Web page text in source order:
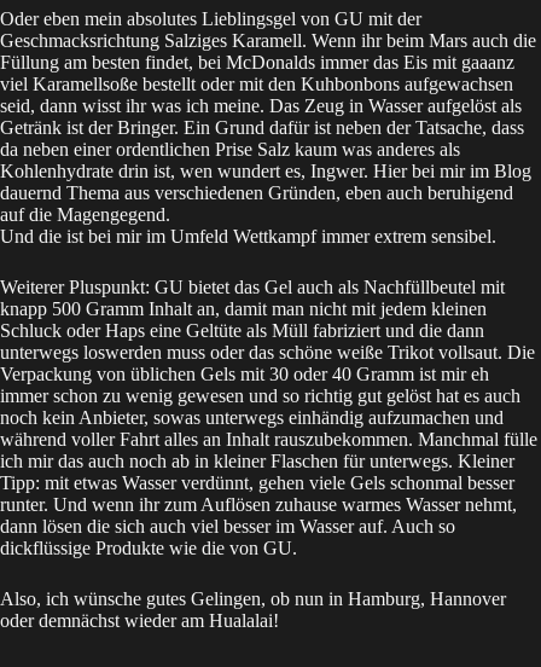
Oder eben mein absolutes Lieblingsgel von GU mit der
Geschmacksrichtung Salziges Karamell. Wenn ihr beim Mars auch die
Füllung am besten findet, bei McDonalds immer das Eis mit gaaanz
viel Karamellsoße bestellt oder mit den Kuhbonbons aufgewachsen
seid, dann wisst ihr was ich meine. Das Zeug in Wasser aufgelöst als
Getränk ist der Bringer. Ein Grund dafür ist neben der Tatsache, dass
da neben einer ordentlichen Prise Salz kaum was anderes als
Kohlenhydrate drin ist, wen wundert es, Ingwer. Hier bei mir im Blog
dauernd Thema aus verschiedenen Gründen, eben auch beruhigend
auf die Magengegend.
Und die ist bei mir im Umfeld Wettkampf immer extrem sensibel.
Weiterer Pluspunkt: GU bietet das Gel auch als Nachfüllbeutel mit
knapp 500 Gramm Inhalt an, damit man nicht mit jedem kleinen
Schluck oder Haps eine Geltüte als Müll fabriziert und die dann
unterwegs loswerden muss oder das schöne weiße Trikot vollsaut. Die
Verpackung von üblichen Gels mit 30 oder 40 Gramm ist mir eh
immer schon zu wenig gewesen und so richtig gut gelöst hat es auch
noch kein Anbieter, sowas unterwegs einhändig aufzumachen und
während voller Fahrt alles an Inhalt rauszubekommen. Manchmal fülle
ich mir das auch noch ab in kleiner Flaschen für unterwegs. Kleiner
Tipp: mit etwas Wasser verdünnt, gehen viele Gels schonmal besser
runter. Und wenn ihr zum Auflösen zuhause warmes Wasser nehmt,
dann lösen die sich auch viel besser im Wasser auf. Auch so
dickflüssige Produkte wie die von GU.
Also, ich wünsche gutes Gelingen, ob nun in Hamburg, Hannover
oder demnächst wieder am Hualalai!